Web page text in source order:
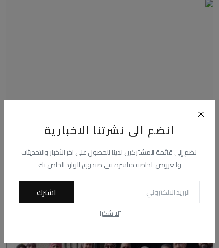
انضم الى نشرتنا الاخبارية
انضم إلى قائمة المشتركين لدينا للحصول على آخر الأخبار والتحديثات
والعروض الخاصة مباشرة في صندوق الوارد الخاص بك
اشترك
ًلا شكرا
محمد أبو جبل يشارك فى مران حراس البنك الأهلي تمهيداً
أحمد سالم الملواني يناير 7, 2025 0
شارك محمد أبو جبل حارس مرمى البنك الأهلي في تدريبات حراس مرمى
الفريق، تمهيداً لع...